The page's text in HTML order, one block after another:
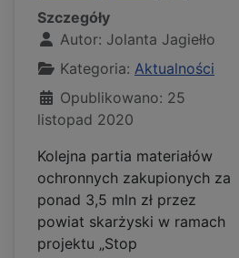
Szczegóły
Autor: Jolanta Jagiełło
Kategoria: Aktualności
Opublikowano: 25
listopad 2020
Kolejna partia materiałów
ochronnych zakupionych za
ponad 3,5 mln zł przez
powiat skarżyski w ramach
projektu „Stop